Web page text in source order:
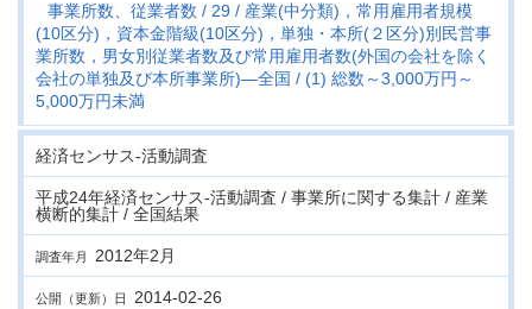
事業所数、従業者数 29
産業(中分類)，常用雇用者規模
(10区分)，資本金階級(10区分)，単独・本所(２区分)別民営事
業所数，男女別従業者数及び常用雇用者数(外国の会社を除く
会社の単独及び本所事業所)―全国
(1) 総数～3,000万円～
5,000万円未満
経済センサス‐活動調査
平成24年経済センサス‐活動調査 / 事業所に関する集計 / 産業
横断的集計 / 全国結果
調査年月 2012年2月
公開（更新）日 2014-02-26